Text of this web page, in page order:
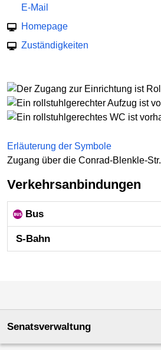
E-Mail
Homepage
Zuständigkeiten
Erläuterung der Symbole
Zugang über die Conrad-Blenkle-Str.
Verkehrsanbindungen
Bus
S-Bahn
Senatsverwaltung